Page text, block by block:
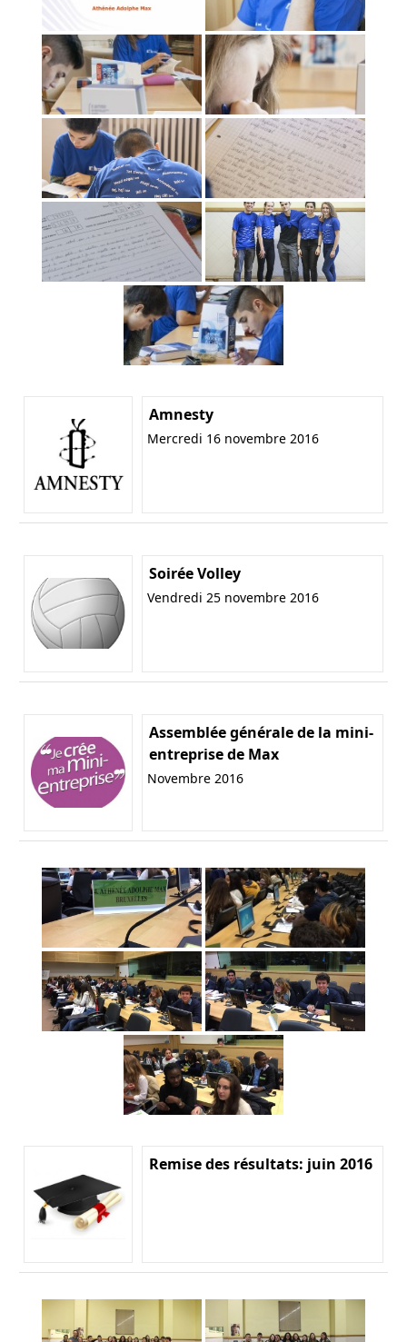
Amnesty
Mercredi 16 novembre 2016
Soirée Volley
Vendredi 25 novembre 2016
Assemblée générale de la mini-
entreprise de Max
Novembre 2016
Remise des résultats: juin 2016